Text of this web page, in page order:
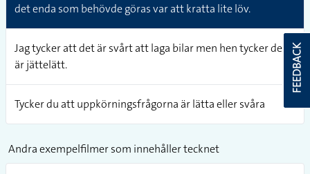
det enda som behövde göras var att kratta lite löv.
Jag tycker att det är svårt att laga bilar men hen tycker det
är jättelätt.
Tycker du att uppkörningsfrågorna är lätta eller svåra
Andra exempelfilmer som innehåller tecknet
FEEDBACK